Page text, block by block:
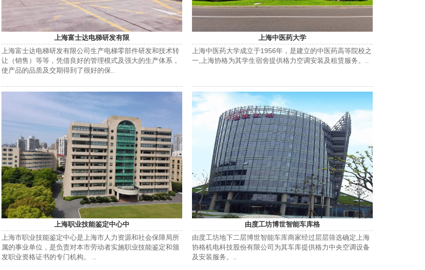
上海富士达电梯研发有限
上海富士达电梯研发有限公司生产电梯零部件研发和技术转
让（销售）等等，凭借良好的管理模式及强大的生产体系，
使产品的品质及交期得到了很好的保..
上海中医药大学
上海中医药大学成立于1956年，是建立的中医药高等院校之
一,上海协格为其学生宿舍提供格力空调安装及租赁服务。..
上海职业技能鉴定中心中
上海市职业技能鉴定中心是上海市人力资源和社会保障局所
属的事业单位，是负责对本市劳动者实施职业技能鉴定和颁
发职业资格证书的专门机构。 ..
由度工坊博世智能车库格
由度工坊地下二层博世智能车库商家经过层层筛选确定上海
协格机电科技股份有限公司为其车库提供格力中央空调设备
及安装服务。..